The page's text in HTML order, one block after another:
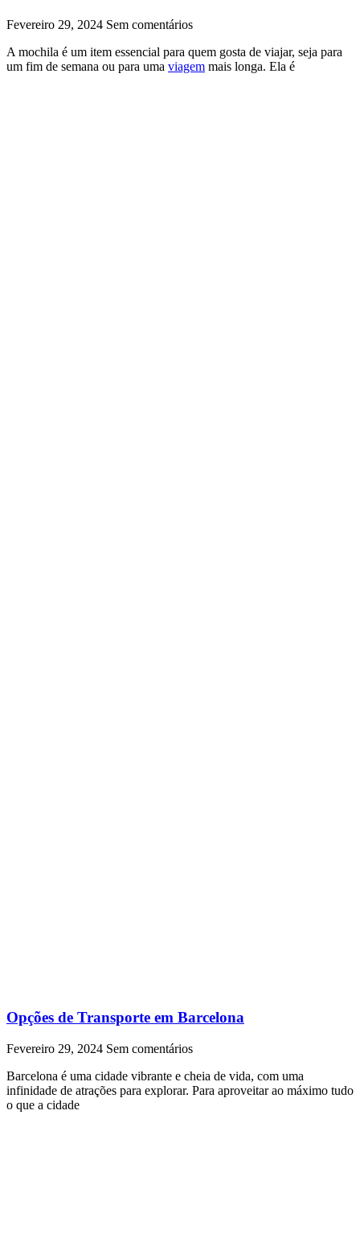
Fevereiro 29, 2024 Sem comentários
A mochila é um item essencial para quem gosta de viajar, seja para
um fim de semana ou para uma viagem mais longa. Ela é
Opções de Transporte em Barcelona
Fevereiro 29, 2024 Sem comentários
Barcelona é uma cidade vibrante e cheia de vida, com uma
infinidade de atrações para explorar. Para aproveitar ao máximo tudo
o que a cidade